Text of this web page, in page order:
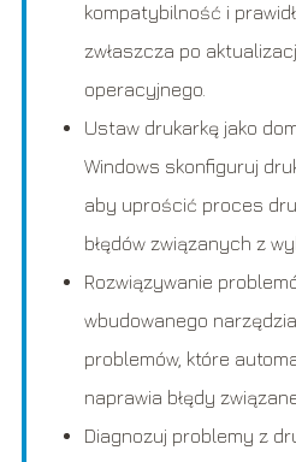
kompatybilność i
zwłaszcza po
operacyjnego.
Ustaw drukarkę jako
Windows skonfiguruj
aby uprościć proces
błędów związanych z
Rozwiązywanie
wbudowanego
problemów, które
naprawia błędy
Diagnozuj problemy z